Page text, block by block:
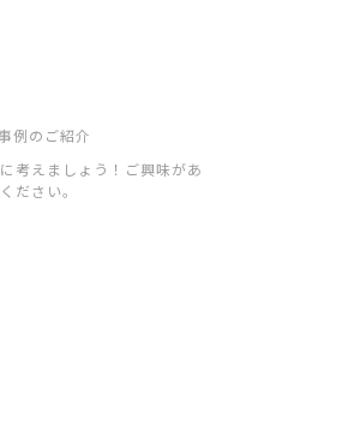
例のご紹介
考えましょう！ご興味があ
ださい。